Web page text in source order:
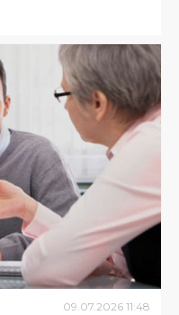
09.07.2026 11:48